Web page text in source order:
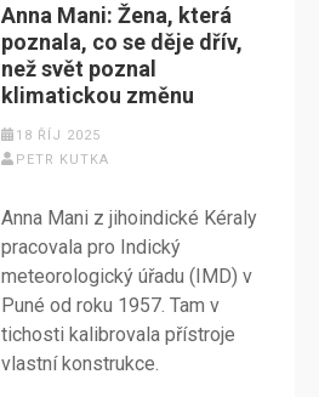
Anna Mani: Žena, která
poznala, co se děje dřív,
než svět poznal
klimatickou změnu
18 ŘÍJ 2025
PETR KUTKA
Anna Mani z jihoindické Kéraly
pracovala pro Indický
meteorologický úřadu (IMD) v
Puné od roku 1957. Tam v
tichosti kalibrovala přístroje
vlastní konstrukce.